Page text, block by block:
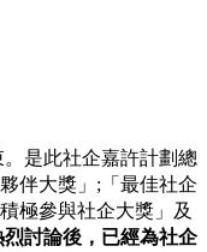
是此社企嘉許計劃總
伴大獎」;「最佳社企
極參與社企大獎」及
討論後，已經為社企